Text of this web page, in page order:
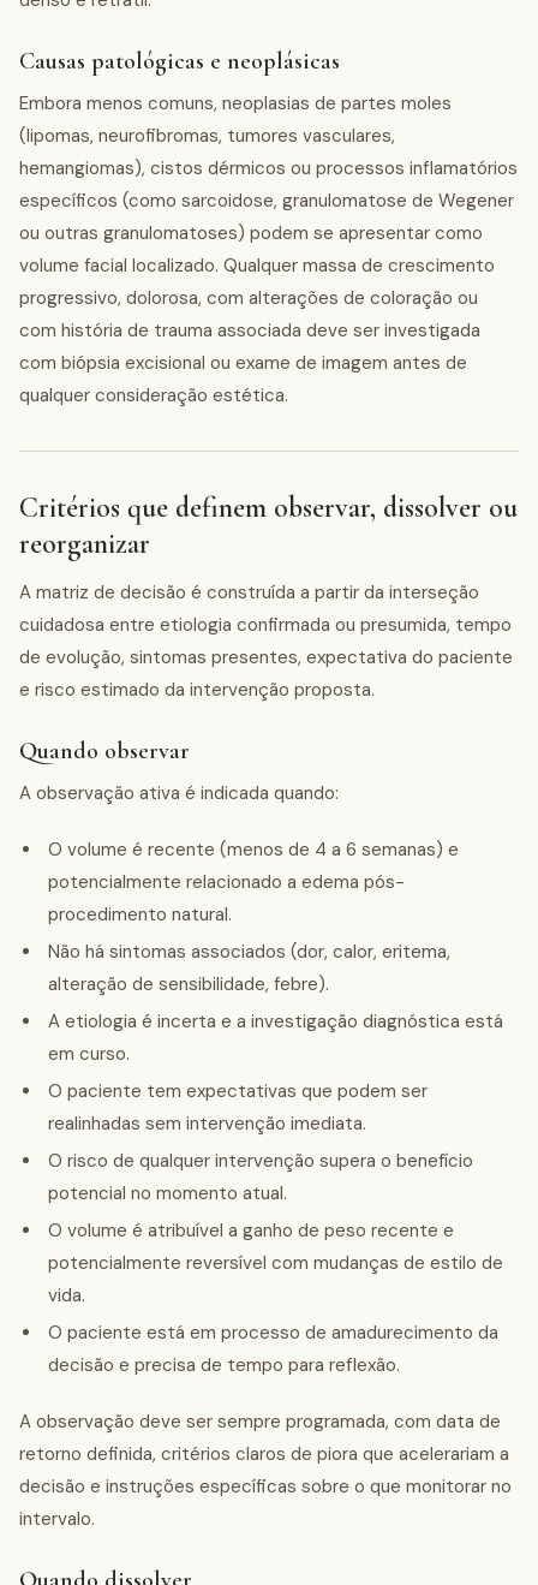
Causas patológicas e neoplásicas
Embora menos comuns, neoplasias de partes moles
(lipomas, neurofibromas, tumores vasculares,
hemangiomas), cistos dérmicos ou processos inflamatórios
específicos (como sarcoidose, granulomatose de Wegener
ou outras granulomatoses) podem se apresentar como
volume facial localizado. Qualquer massa de crescimento
progressivo, dolorosa, com alterações de coloração ou
com história de trauma associada deve ser investigada
com biópsia excisional ou exame de imagem antes de
qualquer consideração estética.
Critérios que definem observar, dissolver ou
reorganizar
A matriz de decisão é construída a partir da interseção
cuidadosa entre etiologia confirmada ou presumida, tempo
de evolução, sintomas presentes, expectativa do paciente
e risco estimado da intervenção proposta.
Quando observar
A observação ativa é indicada quando:
O volume é recente (menos de 4 a 6 semanas) e
potencialmente relacionado a edema pós-
procedimento natural.
Não há sintomas associados (dor, calor, eritema,
alteração de sensibilidade, febre).
A etiologia é incerta e a investigação diagnóstica está
em curso.
O paciente tem expectativas que podem ser
realinhadas sem intervenção imediata.
O risco de qualquer intervenção supera o benefício
potencial no momento atual.
O volume é atribuível a ganho de peso recente e
potencialmente reversível com mudanças de estilo de
vida.
O paciente está em processo de amadurecimento da
decisão e precisa de tempo para reflexão.
A observação deve ser sempre programada, com data de
retorno definida, critérios claros de piora que acelerariam a
decisão e instruções específicas sobre o que monitorar no
intervalo.